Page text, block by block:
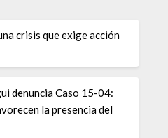
crisis que exige acción
denuncia Caso 15-04:
la presencia del